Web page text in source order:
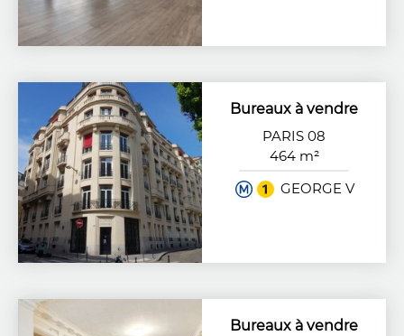
Bureaux à vendre
PARIS 08
464 m²
GEORGE V
Bureaux à vendre